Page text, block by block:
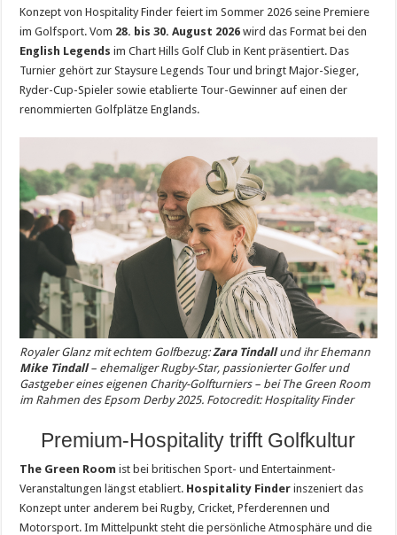
Konzept von Hospitality Finder feiert im Sommer 2026 seine Premiere
im Golfsport. Vom 28. bis 30. August 2026 wird das Format bei den
English Legends im Chart Hills Golf Club in Kent präsentiert. Das
Turnier gehört zur Staysure Legends Tour und bringt Major-Sieger,
Ryder-Cup-Spieler sowie etablierte Tour-Gewinner auf einen der
renommierten Golfplätze Englands.
Royaler Glanz mit echtem Golfbezug:Zara Tindallund ihr Ehemann
Mike Tindall– ehemaliger Rugby-Star, passionierter Golfer und
Gastgeber eines eigenen Charity-Golfturniers – bei The Green Room
im Rahmen des Epsom Derby 2025. Fotocredit: Hospitality Finder
Premium-Hospitality trifft Golfkultur
The Green Room ist bei britischen Sport- und Entertainment-
Veranstaltungen längst etabliert. Hospitality Finder inszeniert das
Konzept unter anderem bei Rugby, Cricket, Pferderennen und
Motorsport. Im Mittelpunkt steht die persönliche Atmosphäre und die